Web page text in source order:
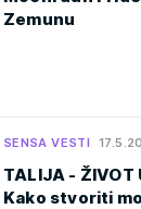
Zemunu
SENSA VESTI
TALIJA - ŽIVOT
Kako stvoriti